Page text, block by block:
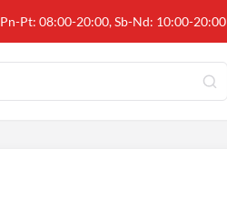
Pn-Pt: 08:00-20:00, Sb-Nd: 10:00-20:00